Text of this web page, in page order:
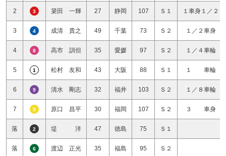
2 3 簗田 一輝 27 静岡 107 Ｓ１ １車身１／２
3 4 成清 貴之 49 千葉 73 Ｓ２ １／２車身
4 8 高市 訓但 35 愛媛 97 Ｓ２ １／４車輪
5 1 松村 友和 43 大阪 88 Ｓ１ １ 車輪
6 9 清水 剛志 32 福井 103 Ｓ２ １／８車輪
7 5 原口 昌平 30 福岡 107 Ｓ２ ３ 車身
落 2 堤 洋 47 徳島 75 Ｓ１
落 6 渡辺 正光 35 福島 95 Ｓ２